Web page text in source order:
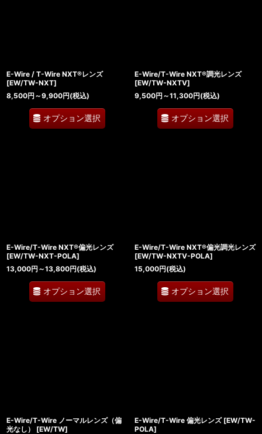
E-Wire / T-Wire NXT®レンズ
[EW/TW-NXT]
8,500円 ～9,900円(税込)
オプション選択
E-Wire/T-Wire NXT®調光レンズ
[EW/TW-NXTV]
9,500円 ～11,300円(税込)
オプション選択
E-Wire/T-Wire NXT®偏光レンズ
[EW/TW-NXT-POLA]
13,000円 ～13,800円(税込)
オプション選択
E-Wire/T-Wire NXT®偏光調光レンズ
[EW/TW-NXTV-POLA]
15,000円(税込)
オプション選択
E-Wire/T-Wire ノーマルレンズ（偏
光なし）
[EW/TW]
E-Wire/T-Wire 偏光レンズ [EW/TW-
POLA]